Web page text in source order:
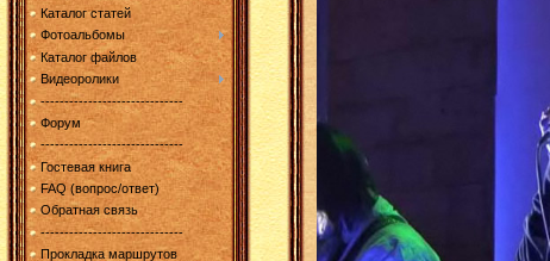
Каталог статей
Фотоальбомы
Каталог файлов
Видеоролики
------------------------------
Форум
------------------------------
Гостевая книга
FAQ (вопрос/ответ)
Обратная связь
------------------------------
Прокладка маршрутов